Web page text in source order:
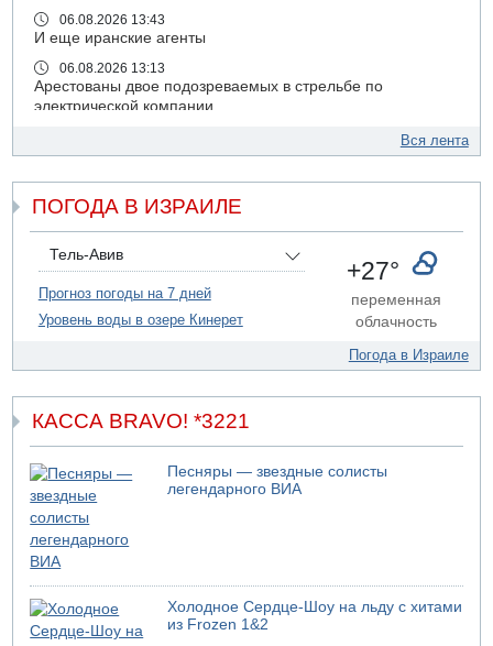
06.08.2026 13:43
И еще иранские агенты
06.08.2026 13:13
Арестованы двое подозреваемых в стрельбе по
электрической компании
Возле Кирьят-Арбы пожар на местности
06.08.2026 12:06
США не будут давить на Израиль в вопросе Ливана
06.08.2026 11:41
Трое подростков ограбили сексшоп в Холоне
Взрыв в Северном Тель-Авиве
06.08.2026 08:11
Израиль провел испытания системы противоракетной
обороны "Хец"
05.08.2026 18:28
МАДА призывает израильтян срочно сдавать кровь
05.08.2026 17:00
Бывший посол Израиля в ООН Гилад Эрдан объявит в
четверг о создании новой политической партии
05.08.2026 13:49
На севере Израиля на берег выбросило тело
05.08.2026 13:32
В России горят новые склады
Вся лента
ПОГОДА В ИЗРАИЛЕ
Тель-Авив
Прогноз погоды на 7 дней
Уровень воды в озере Кинерет
+27°
переменная
облачность
Погода в Израиле
КАССА BRAVO! *3221
Песняры — звездные солисты
легендарного ВИА
Холодное Сердце-Шоу на льду с хитами
из Frozen 1&2